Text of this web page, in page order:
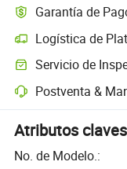
Garantía de
Logística de
Servicio de
Postventa &
Atributos claves
No. de Modelo.: